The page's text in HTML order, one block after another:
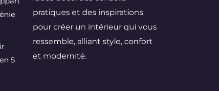
5
pratiques et des inspirations
pour créer un intérieur qui vous
ressemble, alliant style, confort
et modernité.